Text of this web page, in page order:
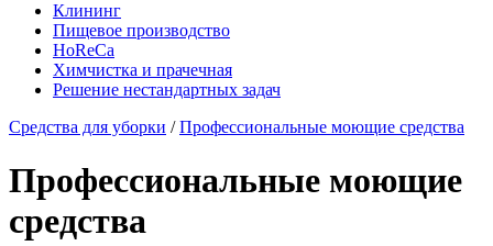
Клининг
Пищевое производство
HoReCa
Химчистка и прачечная
Решение нестандартных задач
Средства для уборки /Профессиональные моющие средства
Профессиональные моющие
средства